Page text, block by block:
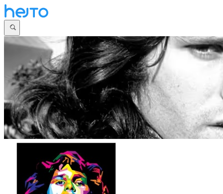
Główna DyskusjeNajnowsze Społeczności